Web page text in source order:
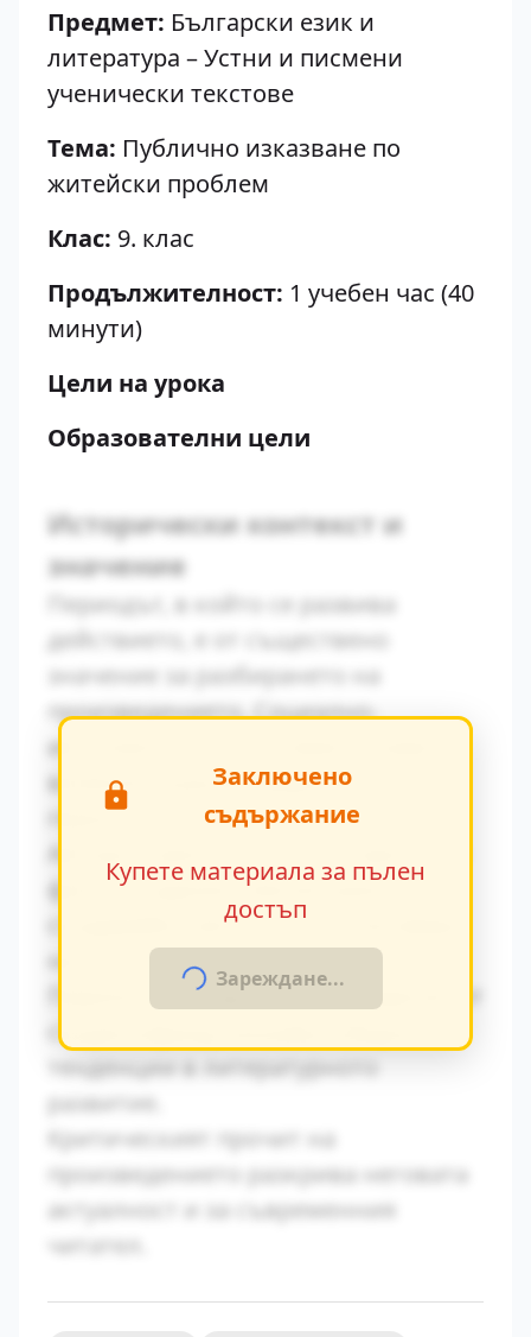
Предмет: Български език и
литература – Устни и писмени
ученически текстове
Тема: Публично изказване по
житейски проблем
Клас: 9. клас
Продължителност: 1 учебен час (40
минути)
Цели на урока
Образователни цели
Исторически контекст и
значение
Периодът, в който се развива
действието, е от съществено
значение за разбирането на
произведението. Социално-
икономическите условия оказват
влияние върху поведението на
героите.
факти в художествения разказ,
създавайки автентична атмосфера
на епохата.
Паралелите с други произведения от
същия период показват общите
развитие.
Критическият прочит на
произведението разкрива неговата
актуалност и за съвременния
читател.
Заключено
съдържание
Купете материала за пълен
достъп
Зареждане...